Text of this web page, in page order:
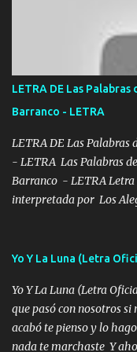
verde se le extraña pa
POR CLAVE ES EL
tirante andamos mi
se ve limpio el camino
misma piedra me vuelvo
en corto me tiró a per...
LETRA DE Las
Barranco - LETRA
LETRA DE Las
- LETRA Las Palabras
Barranco - LETRA Letra
interpretada por Los
viento a su hijo y aunque
seguiré esperando
tengo de mi mente no
tu papá, a veces me
Yo Y La Luna (Letra
Yo Y La Luna (Letra
que pasó con nosotros si
acabó te pienso y lo
nada te marchaste Y